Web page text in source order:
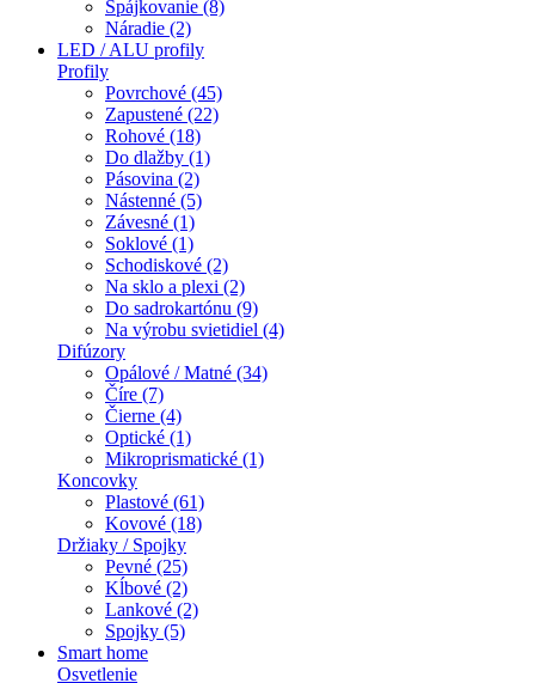
Spájkovanie (8)
Náradie (2)
LED / ALU profily
Profily
Povrchové (45)
Zapustené (22)
Rohové (18)
Do dlažby (1)
Pásovina (2)
Nástenné (5)
Závesné (1)
Soklové (1)
Schodiskové (2)
Na sklo a plexi (2)
Do sadrokartónu (9)
Na výrobu svietidiel (4)
Difúzory
Opálové / Matné (34)
Číre (7)
Čierne (4)
Optické (1)
Mikroprismatické (1)
Koncovky
Plastové (61)
Kovové (18)
Držiaky / Spojky
Pevné (25)
Kĺbové (2)
Lankové (2)
Spojky (5)
Smart home
Osvetlenie